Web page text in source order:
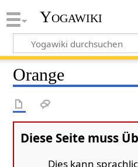
Yogawiki
Orange
Diese Seite muss
Dies kann